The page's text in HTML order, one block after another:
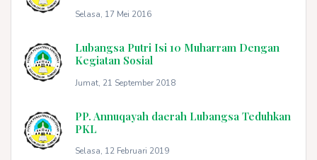
Selasa, 17 Mei 2016
Lubangsa Putri Isi 10 Muharram Dengan
Kegiatan Sosial
Jumat, 21 September 2018
PP. Annuqayah daerah Lubangsa Teduhkan
PKL
Selasa, 12 Februari 2019